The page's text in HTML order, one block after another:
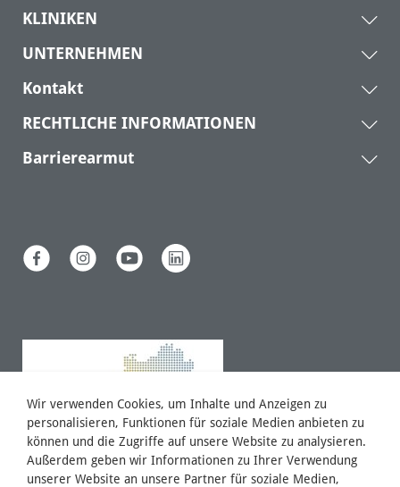
KLINIKEN
UNTERNEHMEN
Kontakt
RECHTLICHE INFORMATIONEN
Barrierearmut
Wir verwenden Cookies, um Inhalte und Anzeigen zu
personalisieren, Funktionen für soziale Medien anbieten zu
können und die Zugriffe auf unsere Website zu analysieren.
Außerdem geben wir Informationen zu Ihrer Verwendung
unserer Website an unsere Partner für soziale Medien,